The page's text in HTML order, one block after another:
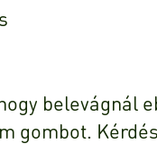
belevágnál
gombot.